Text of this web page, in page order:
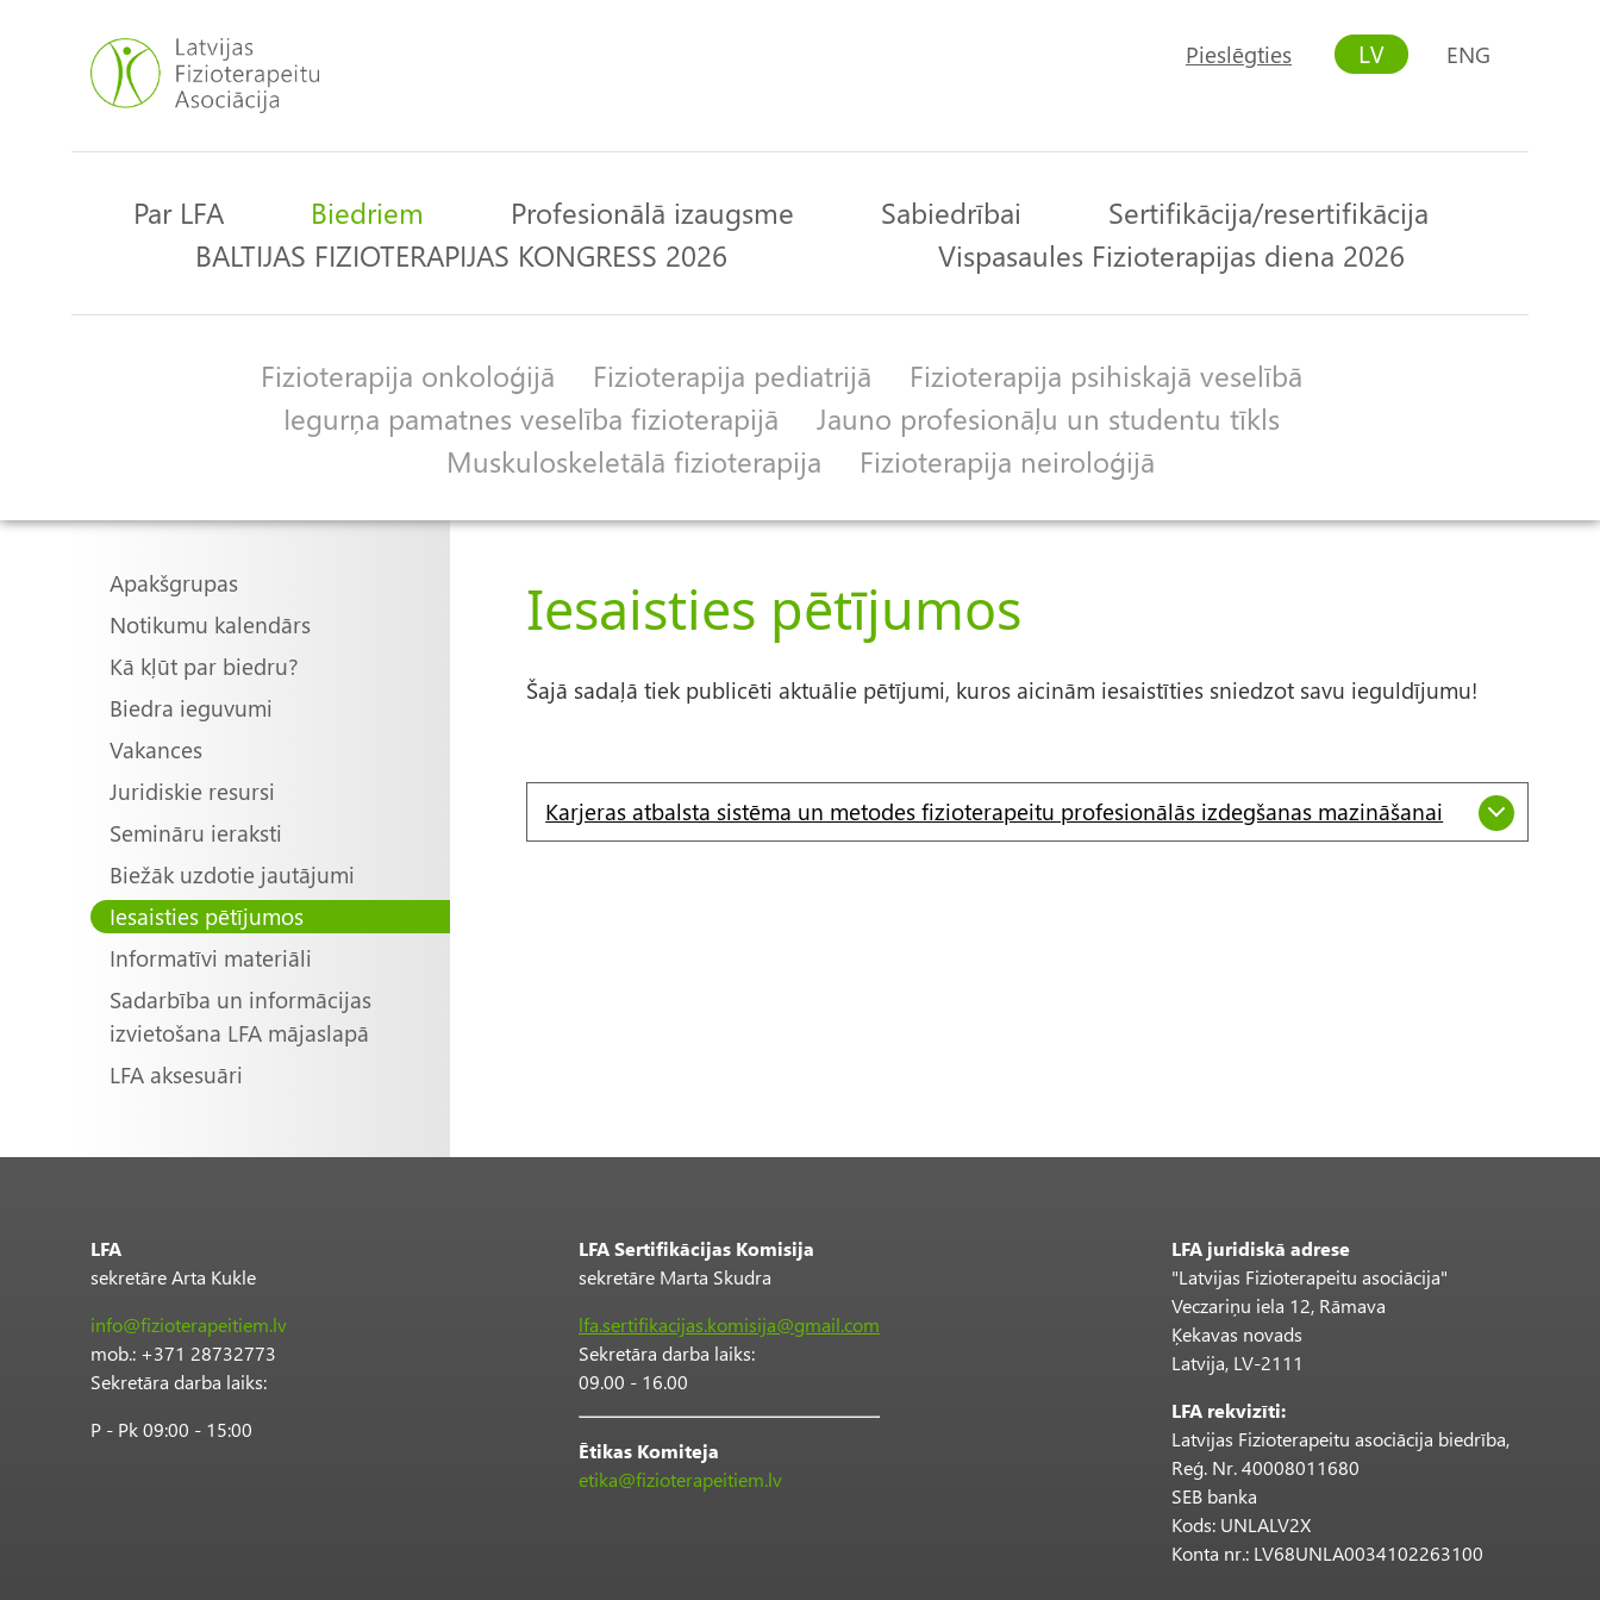
User
account
menu
Pieslēgties LV ENG
Main
Par LFA Biedriem Profesionālā izaugsme Sabiedrībai
Sertifikācija/resertifikācija
BALTIJAS FIZIOTERAPIJAS KONGRESS 2026
Vispasaules Fizioterapijas diena 2026
ApakšgrupasFizioterapija onkoloģijā Fizioterapija pediatrijā
Fizioterapija psihiskajā veselībā
Iegurņa pamatnes veselība fizioterapijā
Jauno profesionāļu un studentu tīkls
Muskuloskeletālā fizioterapija
Fizioterapija neiroloģijā
Main
navigation
Apakšgrupas
Notikumu kalendārs
Kā kļūt par biedru?
Biedra ieguvumi
Vakances
Juridiskie resursi
Semināru ieraksti
Biežāk uzdotie jautājumi
Iesaisties pētījumos
Informatīvi materiāli
Sadarbība un informācijas
izvietošana LFA mājaslapā
LFA aksesuāri
Iesaisties pētījumos
Šajā sadaļā tiek publicēti aktuālie pētījumi, kuros aicinām iesaistīties sniedzot savu ieguldījumu!
Karjeras atbalsta sistēma un metodes fizioterapeitu profesionālās izdegšanas mazināšanai
LFA
sekretāre Arta Kukle
info@fizioterapeitiem.lv
mob.: +371 28732773
Sekretāra darba laiks:
P - Pk 09:00 - 15:00
LFA Sertifikācijas Komisija
sekretāre Marta Skudra
lfa.sertifikacijas.komisija@gmail.com
Sekretāra darba laiks:
09.00 - 16.00
Ētikas Komiteja
etika@fizioterapeitiem.lv
LFA juridiskā adrese
"Latvijas Fizioterapeitu asociācija"
Veczariņu iela 12, Rāmava
Ķekavas novads
Latvija, LV-2111
LFA rekvizīti:
Latvijas Fizioterapeitu asociācija biedrība,
Reģ. Nr. 40008011680
SEB banka
Kods: UNLALV2X
Konta nr.: LV68UNLA0034102263100